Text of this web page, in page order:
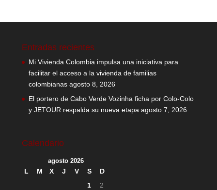
Entradas recientes
Mi Vivienda Colombia impulsa una iniciativa para
facilitar el acceso a la vivienda de familias
colombianas agosto 8, 2026
El portero de Cabo Verde Vozinha ficha por Colo-Colo
y JETOUR respalda su nueva etapa agosto 7, 2026
Calendario
agosto 2026
L M X J V S
D
1
2